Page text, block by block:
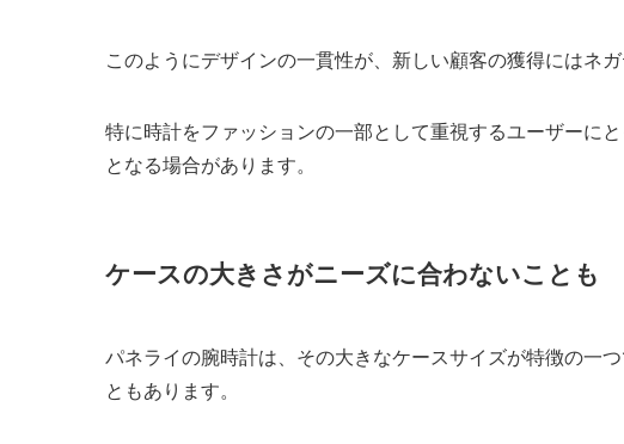
このようにデザインの一貫性が、新しい顧客の獲得にはネ
特に時計をファッションの一部として重視するユーザーに
となる場合があります。
ケースの大きさがニーズに合わないことも
パネライの腕時計は、その大きなケースサイズが特徴の一
ともあります。